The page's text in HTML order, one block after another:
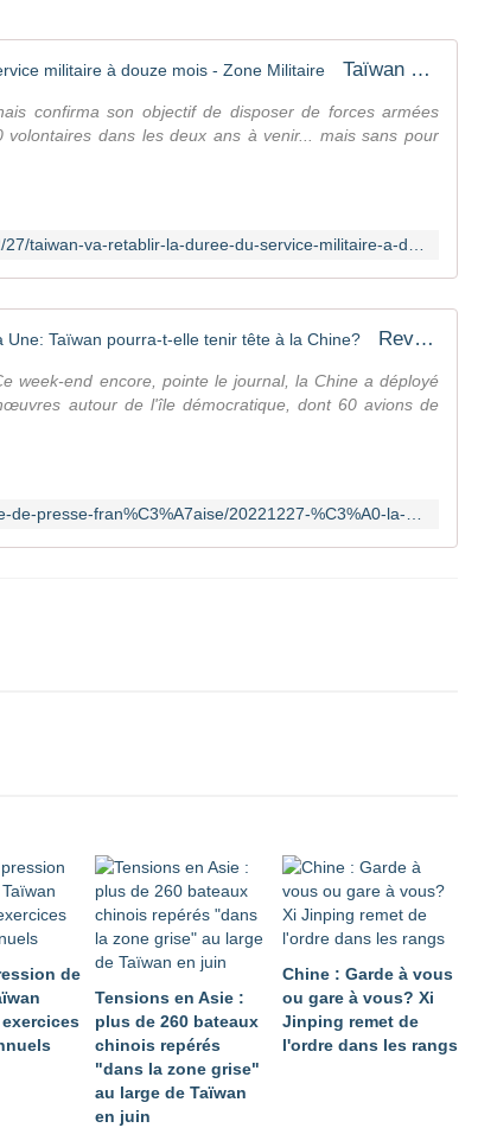
Taïwan va rétablir la durée du service militaire à douze mois - Zone Militaire
confirma son objectif de disposer de forces armées
volontaires dans les deux ans à venir... mais sans pour
Revue de presse française - À la Une: Taïwan pourra-t-elle tenir tête à la Chine?
week-end encore, pointe le journal, la Chine a déployé
autour de l'île démocratique, dont 60 avions de
de
Tensions en Asie :
plus de 260 bateaux
chinois repérés
"dans la zone grise"
au large de Taïwan
en juin
Chine : Garde à vous
ou gare à vous? Xi
Jinping remet de
l'ordre dans les rangs